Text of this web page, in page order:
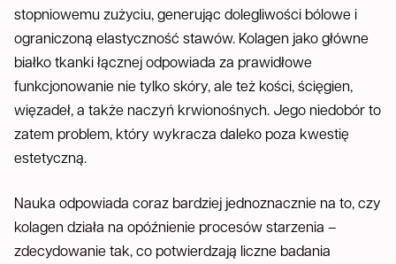
stopniowemu zużyciu, generując dolegliwości bólowe i
ograniczoną elastyczność stawów. Kolagen jako główne
białko tkanki łącznej odpowiada za prawidłowe
funkcjonowanie nie tylko skóry, ale też kości, ścięgien,
więzadeł, a także naczyń krwionośnych. Jego niedobór to
zatem problem, który wykracza daleko poza kwestię
estetyczną.
Nauka odpowiada coraz bardziej jednoznacznie na to, czy
kolagen działa na opóźnienie procesów starzenia –
zdecydowanie tak, co potwierdzają liczne badania